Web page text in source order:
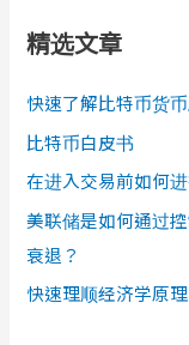
精选文章
快速了解比特币货
比特币白皮书
在进入交易前如何
美联储是如何通过
衰退？
快速理顺经济学原